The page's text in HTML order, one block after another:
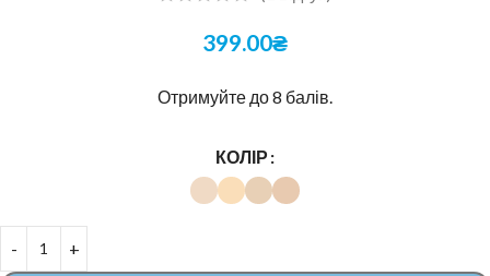
399.00₴
Отримуйте до 8 балів.
КОЛІР